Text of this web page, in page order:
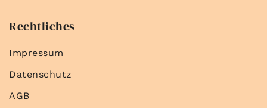
Rechtliches
Impressum
Datenschutz
AGB